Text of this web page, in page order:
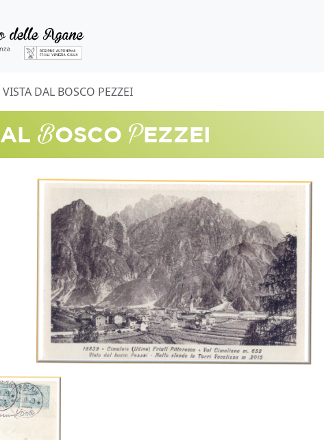
VISTA DAL BOSCO PEZZEI
AL BOSCO PEZZEI